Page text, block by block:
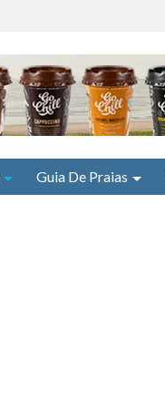
Guia De Praias